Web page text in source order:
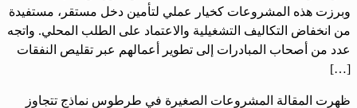
وبرزت هذه المشروعات كخيار عملي لتأمين دخل مستقر، مستفيدة
من انخفاض التكاليف التشغيلية والاعتماد على الطلب المحلي. واتجه
عدد من أصحاب المبادرات إلى تطوير أعمالهم عبر تقليص النفقات
[…]
ظهرت المقالة المشروعات الصغيرة في طرطوس نماذج تتجاوز